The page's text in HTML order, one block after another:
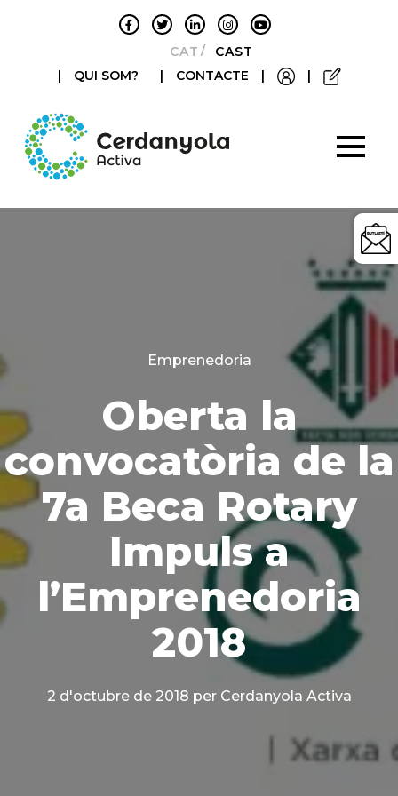
CATALÀCASTELLANO
|
QUI SOM? | CONTACTE | |
Categories
Emprenedoria
Oberta la
convocatòria de la
7a Beca Rotary
Impuls a
l’Emprenedoria
2018
2 d'octubre de 2018 per Cerdanyola Activa